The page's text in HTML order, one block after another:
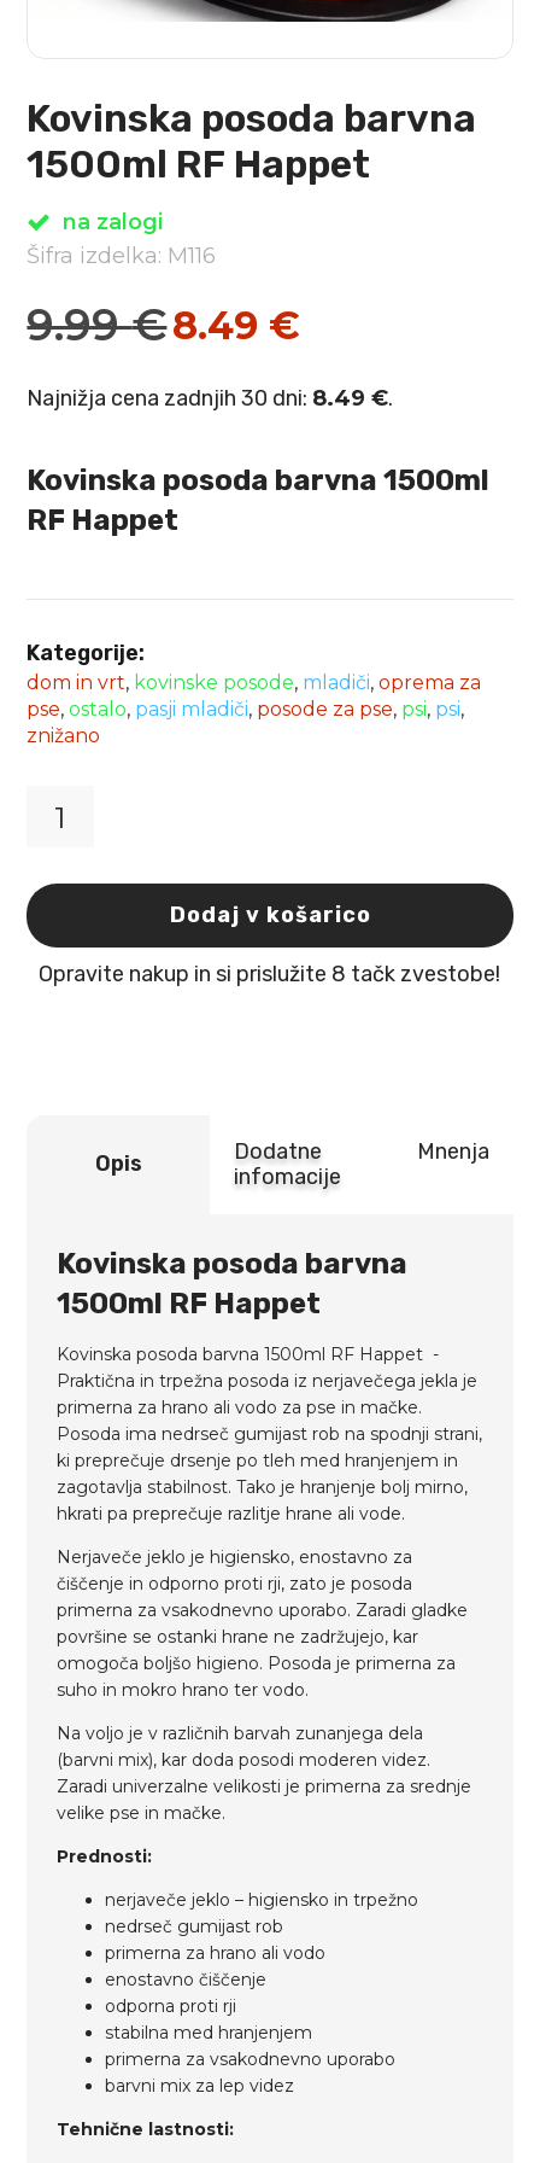
Kovinska posoda barvna
1500ml RF Happet
na zalogi
Šifra izdelka: M116
9.99€
Izvirna
cena
9.99 €.
8.49 €
Trenutna
cena
Najnižja cena zadnjih 30 dni: 8.49€.
Kovinska posoda barvna 1500ml
RF Happet
Kategorije:
dom in vrt, kovinske posode, mladiči,oprema za
pse,ostalo, pasji mladiči, posode za pse, psi, psi,
znižano
barvna
1500ml
RF
Happet
količina
Dodaj v košarico
Opravite nakup in si prislužite 8 tačk zvestobe!
Opis
Dodatne
infomacije
Mnenja
Kovinska posoda barvna
1500ml RF Happet
Kovinska posoda barvna 1500ml RF Happet -
Praktična in trpežna posoda iz nerjavečega jekla je
primerna za hrano ali vodo za pse in mačke.
Posoda ima nedrseč gumijast rob na spodnji strani,
ki preprečuje drsenje po tleh med hranjenjem in
zagotavlja stabilnost. Tako je hranjenje bolj mirno,
hkrati pa preprečuje razlitje hrane ali vode.
Nerjaveče jeklo je higiensko, enostavno za
čiščenje in odporno proti rji, zato je posoda
primerna za vsakodnevno uporabo. Zaradi gladke
površine se ostanki hrane ne zadržujejo, kar
omogoča boljšo higieno. Posoda je primerna za
suho in mokro hrano ter vodo.
Na voljo je v različnih barvah zunanjega dela
(barvni mix), kar doda posodi moderen videz.
Zaradi univerzalne velikosti je primerna za srednje
velike pse in mačke.
Prednosti:
nerjaveče jeklo – higiensko in trpežno
nedrseč gumijast rob
primerna za hrano ali vodo
enostavno čiščenje
odporna proti rji
stabilna med hranjenjem
primerna za vsakodnevno uporabo
barvni mix za lep videz
Tehnične lastnosti: